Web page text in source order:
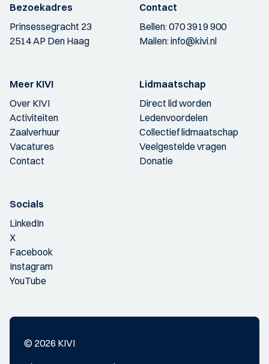
Bezoekadres
Prinsessegracht 23
2514 AP Den Haag
Contact
Bellen:070 3919 900
Mailen:info@kivi.nl
Meer KIVI
Over KIVI
Activiteiten
Zaalverhuur
Vacatures
Contact
Lidmaatschap
Direct lid worden
Ledenvoordelen
Collectief lidmaatschap
Veelgestelde vragen
Donatie
Socials
LinkedIn
X
Facebook
Instagram
YouTube
© 2026 KIVI